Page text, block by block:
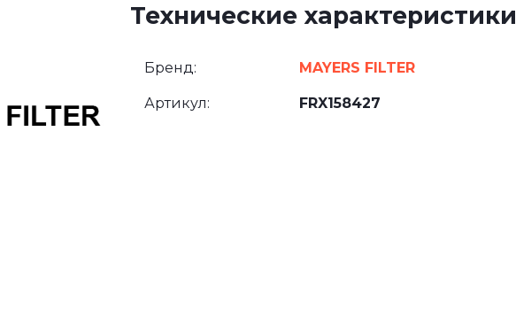
Технические характеристики
Бренд: MAYERS FILTER
Артикул: FRX158427